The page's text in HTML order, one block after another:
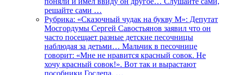
решайте сами …
Рубрика: «Сказочный чудак на букву М»: Депутат
Мосгордумы Сергей Савостьянов заявил что он
часто посещает разные детские песочницы
наблюдая за детьми… Мальчик в песочнице
говорит: «Мне не нравится красный совок. Не
хочу красный совок!». Вот так и вырастают
пособники Госдепа. …